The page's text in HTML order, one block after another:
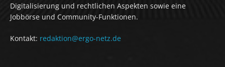
Digitalisierung und rechtlichen Aspekten sowie eine
Jobbörse und Community-Funktionen.
Kontakt: redaktion@ergo-netz.de